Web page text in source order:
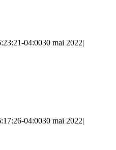
04:0030 mai 2022|
04:0030 mai 2022|